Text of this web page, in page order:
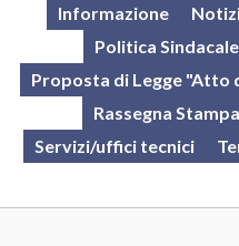
Informazione
Politica Sindacale
Proposta di Legge "Atto
Rassegna Stampa
Servizi/uffici tecnici